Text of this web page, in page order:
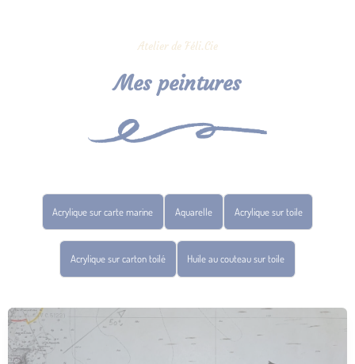
Atelier de Féli.Cie
Mes peintures
Acrylique sur carte marine Aquarelle Acrylique sur toile
Acrylique sur carton toilé Huile au couteau sur toile